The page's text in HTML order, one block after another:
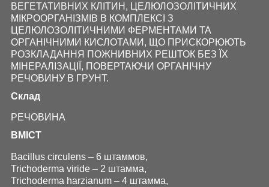
ВЕГЕТАТИВНИХ КЛІТИН, ЦЕЛЮЛОЗОЛІТИЧНИХ
МІКРООРГАНІЗМІВ В КОМПЛЕКСІ З
ЦЕЛЮЛОЗОЛІТИЧНИМИ ФЕРМЕНТАМИ ТА
ОРГАНІЧНИМИ КИСЛОТАМИ, ЩО ПРИСКОРЮЮТЬ
РОЗКЛАДАННЯ ПОЖНИВНИХ РЕШТОК БЕЗ ЇХ
МІНЕРАЛІЗАЦІЇ, ПОВЕРТАЮЧИ ОРГАНІЧНУ
РЕЧОВИНУ В ГРУНТ.
Склад
РЕЧОВИНА
ВМІСТ
Bacillus circulens – 6 штаммов,
Trichoderma viride – 2 штамма,
Trichoderma harzianum – 4 штамма,